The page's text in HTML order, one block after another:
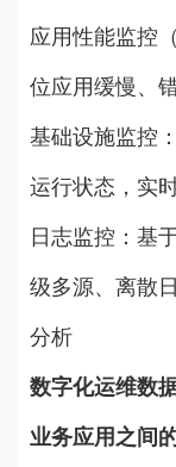
应用性能监控
位应用缓慢、
基础设施监控
运行状态，实
日志监控：基
级多源、离散
分析
数字化运维数
业务应用之间